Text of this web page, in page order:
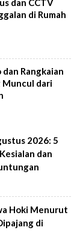
dan CCTV
di Rumah
Rangkaian
Muncul dari
2026: 5
dan
Hoki Menurut
di